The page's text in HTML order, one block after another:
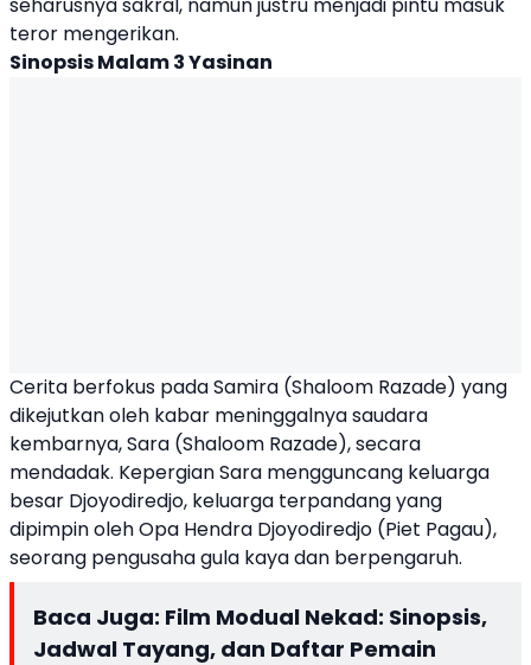
teror mengerikan.
SinopsisMalam 3 Yasinan
Cerita berfokus pada Samira (Shaloom Razade) yang
dikejutkan oleh kabar meninggalnya saudara
kembarnya, Sara (Shaloom Razade), secara
mendadak. Kepergian Sara mengguncang keluarga
besar Djoyodiredjo, keluarga terpandang yang
dipimpin oleh Opa Hendra Djoyodiredjo (Piet Pagau),
seorang pengusaha gula kaya dan berpengaruh.
Baca Juga: Film Modual Nekad: Sinopsis,
Jadwal Tayang, dan Daftar Pemain